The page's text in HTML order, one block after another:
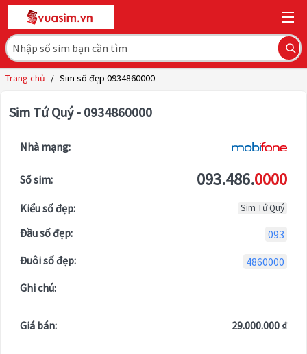
Trang chủ / Sim số đẹp 0934860000
Sim Tứ Quý - 0934860000
Nhà mạng:
Số sim: 093.486.0000
Kiểu số đẹp: Sim Tứ Quý
Đầu số đẹp:
093
Đuôi số đẹp:
4860000
Ghi chú:
Giá bán: 29.000.000 ₫